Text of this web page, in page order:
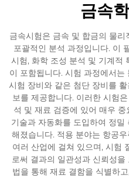
금속
금속시험은 금속 및 합금의 물
포괄적인 분석 과정입니다. 이
시험, 화학 조성 분석 및 기계적
이 포함됩니다. 시험 과정에서
시험 장비와 같은 첨단 장비를
보를 제공합니다. 이러한 시험
석 및 재료 검증에 있어 매우
기술과 자동화를 도입하여 정
해졌습니다. 적용 분야는 항공
여러 산업에 걸쳐 있으며, 시험
로써 결과의 일관성과 신뢰성
법을 통해 재료 결함을 식별하